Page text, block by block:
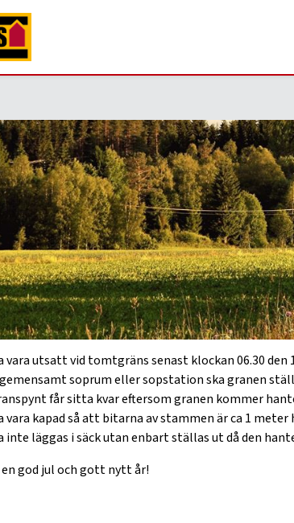
för hämtning av
bokningssystem för julgranshämtningen. Detta
den 7 januari klockan 23.59.
kunna hämta din julgran gäller följande:
vara utsatt vid tomtgräns senast klockan 06.30 den
soprum eller sopstation ska granen
får sitta kvar eftersom granen kommer
vara kapad så att bitarna av stammen är ca 1 meter
inte läggas i säck utan enbart ställas ut då den
en god jul och gott nytt år!